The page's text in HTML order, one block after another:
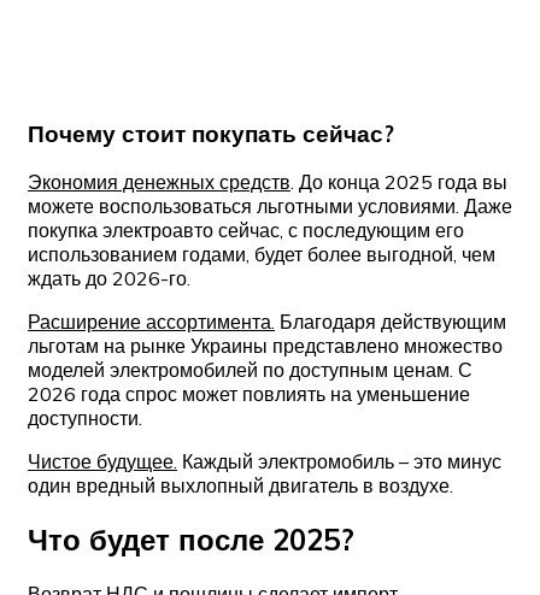
Почему стоит покупать сейчас?
Экономия денежных средств. До конца 2025 года вы
можете воспользоваться льготными условиями. Даже
покупка электроавто сейчас, с последующим его
использованием годами, будет более выгодной, чем
ждать до 2026-го.
Расширение ассортимента. Благодаря действующим
льготам на рынке Украины представлено множество
моделей электромобилей по доступным ценам. С
2026 года спрос может повлиять на уменьшение
доступности.
Чистое будущее. Каждый электромобиль – это минус
один вредный выхлопный двигатель в воздухе.
Что будет после 2025?